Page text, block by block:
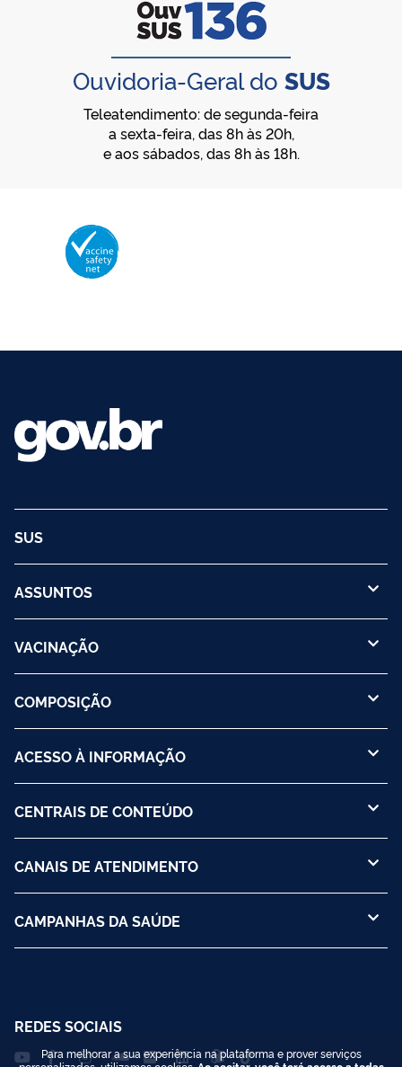
Ouvidoria-Geral do SUS
Teleatendimento: de segunda-feira
a sexta-feira, das 8h às 20h,
e aos sábados, das 8h às 18h.
SUS
ASSUNTOS
VACINAÇÃO
COMPOSIÇÃO
ACESSO À INFORMAÇÃO
CENTRAIS DE CONTEÚDO
CANAIS DE ATENDIMENTO
CAMPANHAS DA SAÚDE
REDES SOCIAIS
Para melhorar a sua experiência na plataforma e prover serviços